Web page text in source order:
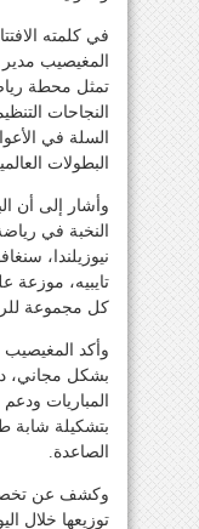
في كلمته
المغيصيب مدير
تمثل محطة
النجاحات
السلة في
البطولات
وأشار إلى أن
نيوزيلندا،
كل مجموعة
وأكد المغيصيب
بشكل مجاني،
المباريات
بتشكيلة شابة
الصاعدة.
وكشف عن
توزيعها خلال